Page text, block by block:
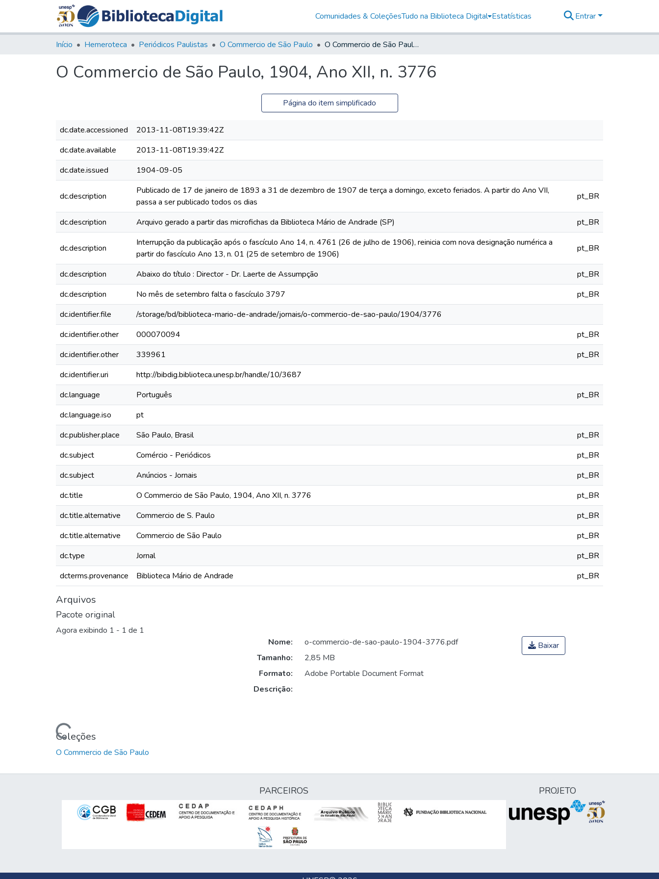
Comunidades & ColeçõesTudo na Biblioteca Digital Estatísticas Entrar
Início Hemeroteca Periódicos Paulistas O Commercio de São Paulo O Commercio de São Paulo, 1904, Ano XII, n. 3776
O Commercio de São Paulo, 1904, Ano XII, n. 3776
Página do item simplificado
dc.date.accessioned
2013-11-08T19:39:42Z
dc.date.available
2013-11-08T19:39:42Z
dc.date.issued
1904-09-05
dc.description
Publicado de 17 de janeiro de 1893 a 31 de dezembro de 1907 de terça a domingo, exceto feriados. A partir do Ano VII,
passa a ser publicado todos os dias
pt_BR
dc.description Arquivo gerado a partir das microfichas da Biblioteca Mário de Andrade (SP) pt_BR
dc.description
Interrupção da publicação após o fascículo Ano 14, n. 4761 (26 de julho de 1906), reinicia com nova designação numérica a
partir do fascículo Ano 13, n. 01 (25 de setembro de 1906)
pt_BR
dc.description Abaixo do título : Director - Dr. Laerte de Assumpção
pt_BR
dc.description
No mês de setembro falta o fascículo 3797
pt_BR
dc.identifier.file
/storage/bd/biblioteca-mario-de-andrade/jornais/o-commercio-de-sao-paulo/1904/3776
dc.identifier.other
000070094
pt_BR
dc.identifier.other
339961
pt_BR
dc.identifier.uri
http://bibdig.biblioteca.unesp.br/handle/10/3687
dc.language
Português
pt_BR
dc.language.iso
pt
dc.publisher.place
São Paulo, Brasil
pt_BR
dc.subject
Comércio - Periódicos
pt_BR
dc.subject
Anúncios - Jornais
pt_BR
dc.title
O Commercio de São Paulo, 1904, Ano XII, n. 3776
pt_BR
dc.title.alternative
Commercio de S. Paulo
pt_BR
dc.title.alternative
Commercio de São Paulo
pt_BR
dc.type
Jornal
pt_BR
dcterms.provenance
Biblioteca Mário de Andrade pt_BR
Arquivos
Pacote original
Agora exibindo 1 - 1 de 1
Carregando...
Nome:
o-commercio-de-sao-paulo-1904-3776.pdf
Tamanho:
2,85 MB
Formato:
Adobe Portable Document Format
Descrição:
Baixar
Coleções
O Commercio de São Paulo
PARCEIROS PROJETO